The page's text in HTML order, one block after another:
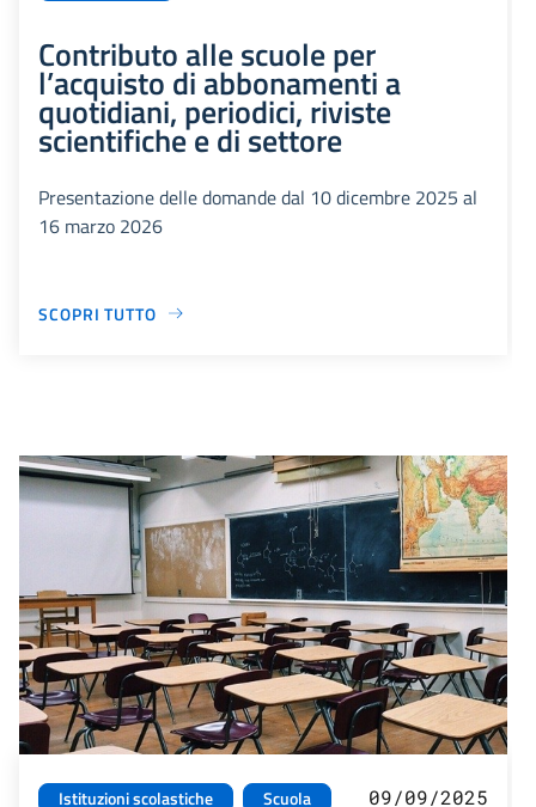
Contributo alle scuole per
l’acquisto di abbonamenti a
quotidiani, periodici, riviste
scientifiche e di settore
Presentazione delle domande dal 10 dicembre 2025 al
16 marzo 2026
SCOPRI TUTTO
Istituzioni scolastiche
Scuola
09/09/2025